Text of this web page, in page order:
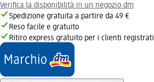
Verifica la disponibilità in un negozio dm
Spedizione gratuita a partire da 49 €
Reso facile e gratuito
Ritiro express gratuito per i clienti registrati